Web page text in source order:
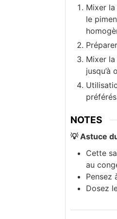
Mixer
le
Mixer
jusqu’à
NOTES
💡 Astuce
Cette
au
Pensez
Dosez